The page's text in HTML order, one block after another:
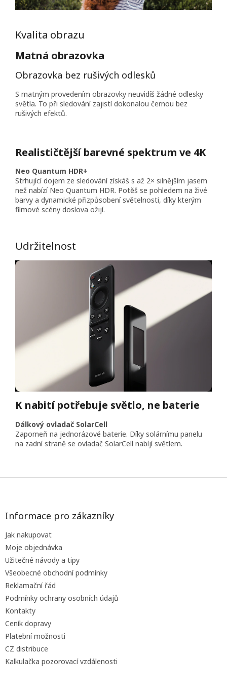
Kvalita obrazu
Matná obrazovka
Obrazovka bez rušivých odlesků
S matným provedením obrazovky neuvidíš žádné odlesky
světla. To při sledování zajistí dokonalou černou bez
rušivých efektů.
Realističtější barevné spektrum ve 4K
Neo Quantum HDR+
Strhující dojem ze sledování získáš s až 2× silnějším jasem
než nabízí Neo Quantum HDR. Potěš se pohledem na živé
barvy a dynamické přizpůsobení světelnosti, díky kterým
filmové scény doslova ožijí.
Udržitelnost
K nabití potřebuje světlo, ne baterie
Dálkový ovladač SolarCell
Zapomeň na jednorázové baterie. Díky solárnímu panelu
na zadní straně se ovladač SolarCell nabíjí světlem.
Z
Informace pro zákazníky
Jak nakupovat
Moje objednávka
Užitečné návody a tipy
Všeobecné obchodní podmínky
Reklamační řád
Podmínky ochrany osobních údajů
Kontakty
Ceník dopravy
Platební možnosti
CZ distribuce
Kalkulačka pozorovací vzdálenosti